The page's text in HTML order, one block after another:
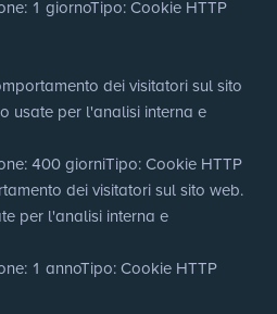
: 1 giornoTipo: Cookie HTTP
dei visitatori sul sito
usate per l'analisi interna e
: 400 giorniTipo: Cookie HTTP
dei visitatori sul sito web.
per l'analisi interna e
: 1 annoTipo: Cookie HTTP